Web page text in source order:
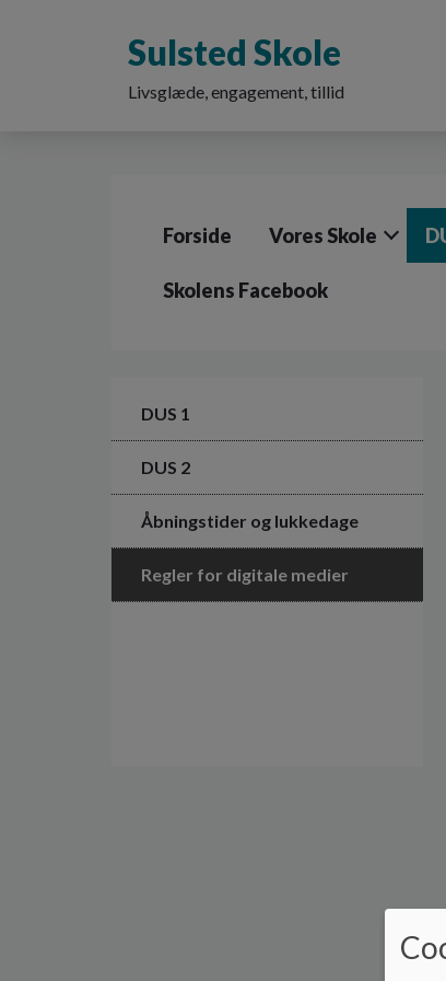
Sulsted Skole
Livsglæde, engagement, tillid
Forside Vores Skole
Skolens Facebook
DUS 1
DUS 2
Åbningstider og lukkedage
Regler for digitale medier